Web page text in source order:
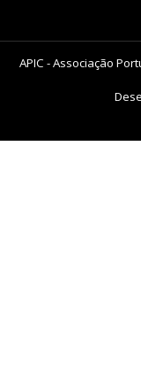
APIC - Associação